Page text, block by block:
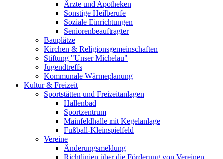
Ärzte und Apotheken
Sonstige Heilberufe
Soziale Einrichtungen
Seniorenbeauftragter
Bauplätze
Kirchen & Religionsgemeinschaften
Stiftung "Unser Michelau"
Jugendtreffs
Kommunale Wärmeplanung
Kultur & Freizeit
Sportstätten und Freizeitanlagen
Hallenbad
Sportzentrum
Mainfeldhalle mit Kegelanlage
Fußball-Kleinspielfeld
Vereine
Änderungsmeldung
Richtlinien über die Förderung von Vereinen